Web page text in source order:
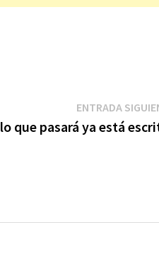
ENTRADA
que pasará ya está